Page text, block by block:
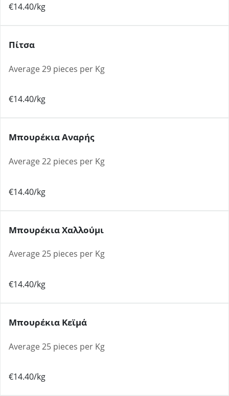
€14.40/kg
Πίτσα
Average 29 pieces per Kg
€14.40/kg
Μπουρέκια Αναρής
Average 22 pieces per Kg
€14.40/kg
Μπουρέκια Χαλλούμι
Average 25 pieces per Kg
€14.40/kg
Μπουρέκια Κεϊμά
Average 25 pieces per Kg
€14.40/kg